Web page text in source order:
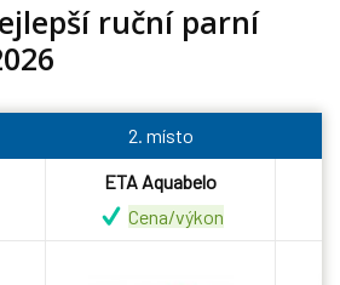
ruční parní
2. místo
ETA Aquabelo
Cena/výkon